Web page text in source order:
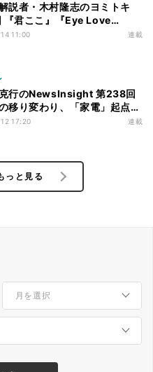
説者・木村隆志のヨミトキ
『君ここ』『Eye Love
ふてほど』…今冬ドラマの主
11:00 連載
行のNewsInsight 第238回
移り変わり、「家電」起点の
に挑む日立GLSの事業方針
17:20 連載
っと見る